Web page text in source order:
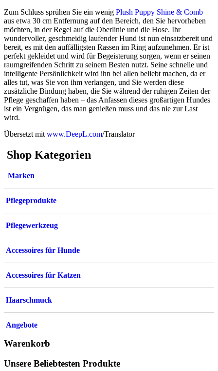
Zum Schluss sprühen Sie ein wenig Plush Puppy Shine & Comb
aus etwa 30 cm Entfernung auf den Bereich, den Sie hervorheben
möchten, in der Regel auf die Oberlinie und die Hose. Ihr
wundervoller, geschmeidig laufender Hund ist nun einsatzbereit und
bereit, es mit den auffälligsten Rassen im Ring aufzunehmen. Er ist
perfekt gekleidet und wird für Begeisterung sorgen, wenn er seinen
raumgreifenden Schritt zu seinem Besten nutzt. Seine schnelle und
intelligente Persönlichkeit wird ihn bei allen beliebt machen, da er
alles tut, was Sie von ihm verlangen, und Sie werden diese
zusätzliche Bindung haben, die Sie während der ruhigen Zeiten der
Pflege geschaffen haben – das Anfassen dieses großartigen Hundes
ist ein Vergnügen, das man genießen muss und das nie zur Last
wird.
Übersetzt mit www.DeepL.com/Translator
Shop Kategorien
Marken
Pflegeprodukte
Pflegewerkzeug
Accessoires für Hunde
Accessoires für Katzen
Haarschmuck
Angebote
Warenkorb
Unsere Beliebtesten Produkte